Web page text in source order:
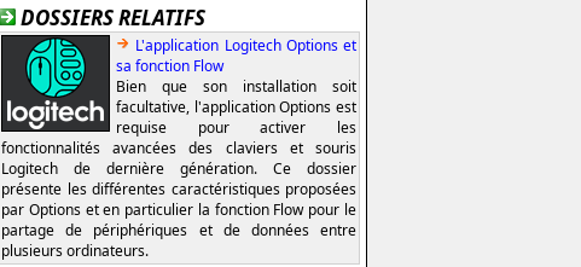
DOSSIERS RELATIFS
L'application Logitech Options et
sa fonction Flow
Bien que son installation soit
facultative, l'application Options est
requise pour activer les
fonctionnalités avancées des claviers et souris
Logitech de dernière génération. Ce dossier
présente les différentes caractéristiques proposées
par Options et en particulier la fonction Flow pour le
partage de périphériques et de données entre
plusieurs ordinateurs.